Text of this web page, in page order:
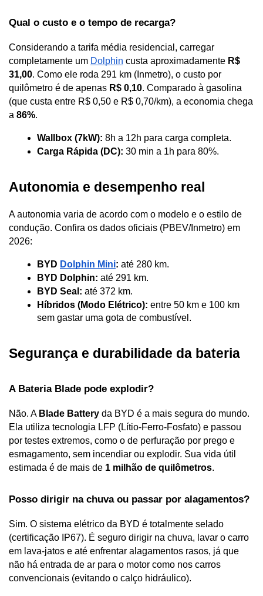
Qual o custo e o tempo de recarga?
Considerando a tarifa média residencial, carregar
completamente um Dolphin custa aproximadamente R$
31,00. Como ele roda 291 km (Inmetro), o custo por
quilômetro é de apenas R$ 0,10. Comparado à gasolina
(que custa entre R$ 0,50 e R$ 0,70/km), a economia chega
a 86%.
Wallbox (7kW): 8h a 12h para carga completa.
Carga Rápida (DC): 30 min a 1h para 80%.
Autonomia e desempenho real
A autonomia varia de acordo com o modelo e o estilo de
condução. Confira os dados oficiais (PBEV/Inmetro) em
2026:
BYD Dolphin Mini: até 280 km.
BYD Dolphin: até 291 km.
BYD Seal: até 372 km.
Híbridos (Modo Elétrico): entre 50 km e 100 km
sem gastar uma gota de combustível.
Segurança e durabilidade da bateria
A Bateria Blade pode explodir?
Não. A Blade Battery da BYD é a mais segura do mundo.
Ela utiliza tecnologia LFP (Lítio-Ferro-Fosfato) e passou
por testes extremos, como o de perfuração por prego e
esmagamento, sem incendiar ou explodir. Sua vida útil
estimada é de mais de 1 milhão de quilômetros.
Posso dirigir na chuva ou passar por alagamentos?
Sim. O sistema elétrico da BYD é totalmente selado
(certificação IP67). É seguro dirigir na chuva, lavar o carro
em lava-jatos e até enfrentar alagamentos rasos, já que
não há entrada de ar para o motor como nos carros
convencionais (evitando o calço hidráulico).